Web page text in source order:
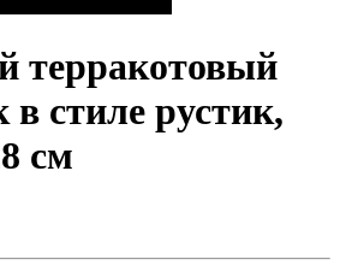
терракотовый
в стиле рустик,
см